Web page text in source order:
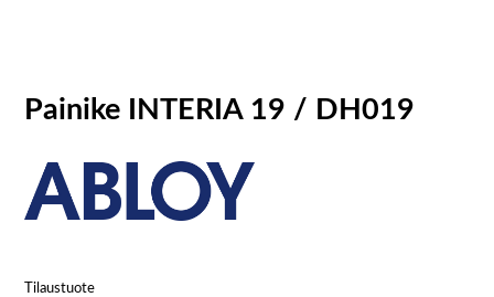
Painike INTERIA 19 / DH019
Tilaustuote